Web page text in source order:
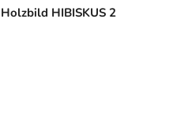
Holzbild HIBISKUS 2